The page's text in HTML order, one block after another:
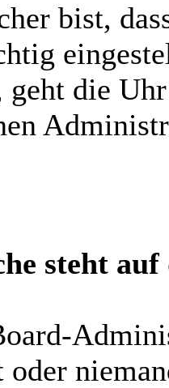
bist,
die
steht